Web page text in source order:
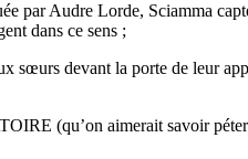
par Audre Lorde, Sciamma
dans ce sens ;
sœurs devant la porte de leur
(qu’on aimerait savoir